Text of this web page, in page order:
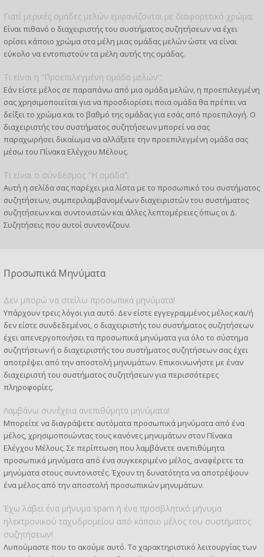
Γιατί μερικές ομάδες μελών εμφανίζονται με διαφορετικό χρώμα;
Είναι πιθανό ο διαχειριστής του συστήματος συζητήσεων να έχει
ορίσει κάποιο χρώμα στα μέλη μιας ομάδας μελών ώστε να είναι
εύκολο να εντοπιστούν τα μέλη αυτής της ομάδας.
Τι είναι η “Προεπιλεγμένη ομάδα μελών”;
Εάν είστε μέλος σε παραπάνω από μια ομάδα μελών, η προεπιλεγμένη
σας χρησιμοποιείται για να προσδιορίσει ποια ομάδα θα πρέπει να
δείξει το χρώμα και το βαθμό της ομάδας για εσάς από προεπιλογή. Ο
διαχειριστής του συστήματος συζητήσεων μπορεί να σας
παραχωρήσει δικαίωμα να αλλάξετε την προεπιλεγμένη ομάδα σας
μέσω του Πίνακα Ελέγχου Μέλους.
Τι είναι ο σύνδεσμος "Η ομάδα”;
Αυτή η σελίδα σας παρέχει μια λίστα με το προσωπικό του συστήματος
συζητήσεων, συμπεριλαμβανομένων διαχειριστών του συστήματος
συζητήσεων και συντονιστών και άλλες λεπτομέρειες όπως οι Δ.
Συζητήσεις που αυτοί συντονίζουν.
Προσωπικά Μηνύματα
Δεν μπορώ να στείλω προσωπικά μηνύματα!
Υπάρχουν τρεις λόγοι για αυτό. Δεν είστε εγγεγραμμένος μέλος και/ή
δεν είστε συνδεδεμένοι, ο διαχειριστής του συστήματος συζητήσεων
έχει απενεργοποιήσει τα προσωπικά μηνύματα για όλο το σύστημα
συζητήσεων ή ο διαχειριστής του συστήματος συζητήσεων σας έχει
αποτρέψει από την αποστολή μηνυμάτων. Επικοινωνήστε με έναν
διαχειριστή του συστήματος συζητήσεων για περισσότερες
πληροφορίες.
Λαμβάνω συνέχεια ανεπιθύμητα μηνύματα!
Μπορείτε να διαγράψετε αυτόματα προσωπικά μηνύματα από ένα
μέλος, χρησιμοποιώντας τους κανόνες μηνυμάτων στον Πίνακα
Ελέγχου Μέλους. Σε περίπτωση που λαμβάνετε ανεπιθύμητα
προσωπικά μηνύματα από ένα συγκεκριμένο μέλος, αναφέρετε τα
μηνύματα στους συντονιστές. Έχουν τη δυνατότητα να αποτρέψουν
ένα μέλος από την αποστολή προσωπικών μηνυμάτων.
Έχω λάβει ένα μήνυμα spam ή ένα προσβλητικό μήνυμα
ηλεκτρονικού ταχυδρομείου από κάποιο μέλος του συστήματος
συζητήσεων!
Λυπούμαστε που το ακούμε αυτό. Το χαρακτηριστικό λειτουργίας των